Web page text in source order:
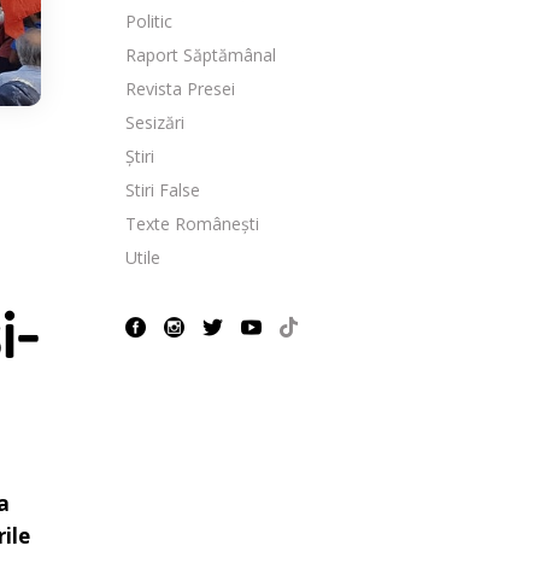
Politic
Raport Săptămânal
Revista Presei
Sesizări
Știri
Stiri False
Texte Românești
Utile